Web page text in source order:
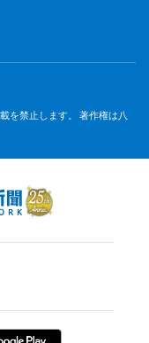
を禁止します。 著作権は八